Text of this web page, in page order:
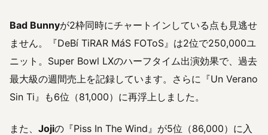
Bad Bunnyが2枠同時にチャートインしている点も見逃せ
ません。『DeBí TiRAR MáS FOToS』は2位で250,000ユ
ニット。Super Bowl LXのハーフタイム出演効果で、過去
最大級の週間売上を記録しています。さらに『Un Verano
Sin Ti』も6位（81,000）に再浮上しました。
また、 Jojiの『Piss In The Wind』が5位（86,000）に入